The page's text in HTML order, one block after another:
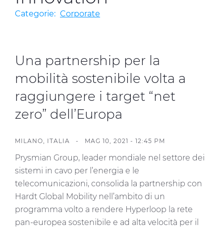
Investitori
Sostenibilità
Media
CABLE APP
Categorie: Corporate
Una partnership per la
mobilità sostenibile volta a
raggiungere i target “net
zero” dell’Europa
MILANO, ITALIA - MAG 10, 2021 - 12:45 PM
Prysmian Group, leader mondiale nel settore dei
sistemi in cavo per l’energia e le
telecomunicazioni, consolida la partnership con
Hardt Global Mobility nell’ambito di un
programma volto a rendere Hyperloop la rete
pan-europea sostenibile e ad alta velocità per il